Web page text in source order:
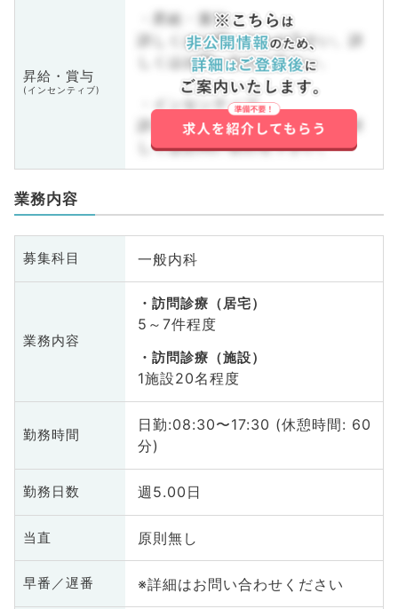
昇給・賞与
(インセンティブ)
・昇給・賞与
詳しくはお問い合わせ下さい。詳
しくはお問い合わせ下さい。
・インセンティブ
詳しくはお問い合わせ下さい。詳
しくはお問い合わせ下さい。
業務内容
募集科目 一般内科
業務内容
訪問診療（居宅）
5～7件程度
訪問診療（施設）
1施設20名程度
勤務時間
日勤:08:30〜17:30 (休憩時間: 60
分)
勤務日数 週5.00日
当直 原則無し
早番／遅番 ※詳細はお問い合わせください